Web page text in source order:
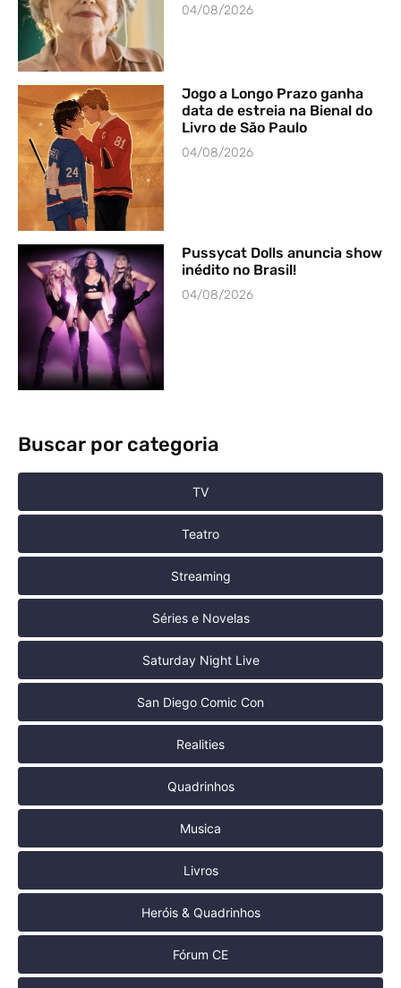
04/08/2026
Jogo a Longo Prazo ganha
data de estreia na Bienal do
Livro de São Paulo
04/08/2026
Pussycat Dolls anuncia show
inédito no Brasil!
04/08/2026
Buscar por categoria
TV
Teatro
Streaming
Séries e Novelas
Saturday Night Live
San Diego Comic Con
Realities
Quadrinhos
Musica
Livros
Heróis & Quadrinhos
Fórum CE